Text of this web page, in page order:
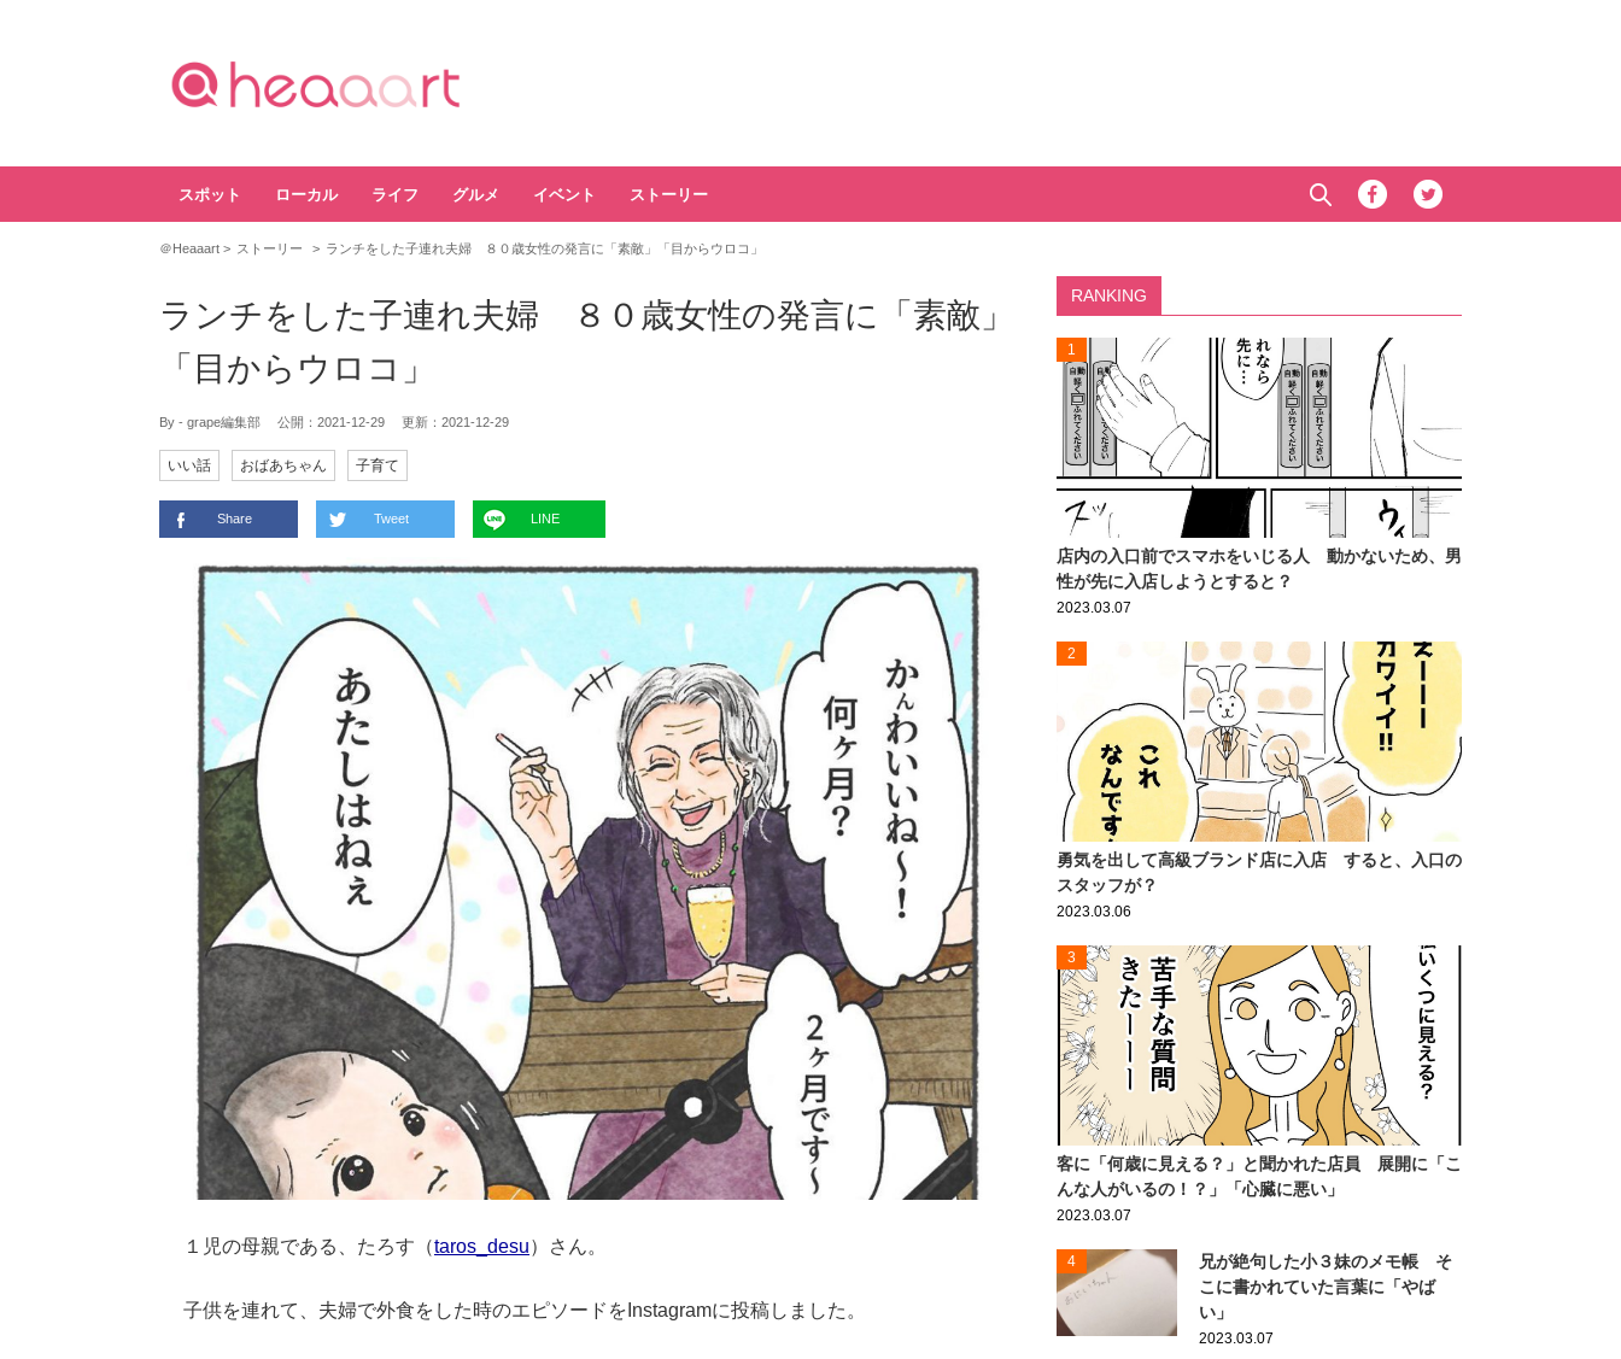
スポット ローカル ライフ グルメ イベント ストーリー
＠Heaaart ストーリー ランチをした子連れ夫婦 ８０歳女性の発言に「素敵」「目からウロコ」
ランチをした子連れ夫婦 ８０歳女性の発言に「素敵」
「目からウロコ」
By - grape編集部 公開： 2021-12-29 更新： 2021-12-29
いい話 おばあちゃん 子育て
Share Tweet LINE
１児の母親である、たろす（taros_desu）さん。
子供を連れて、夫婦で外食をした時のエピソードをInstagramに投稿しました。
RANKING
1
店内の入口前でスマホをいじる人 動かないため、男
性が先に入店しようとすると？
2023.03.07
2
勇気を出して高級ブランド店に入店 すると、入口の
スタッフが？
2023.03.06
3
客に「何歳に見える？」と聞かれた店員 展開に「こ
んな人がいるの！？」「心臓に悪い」
2023.03.07
4
兄が絶句した小３妹のメモ帳 そ
こに書かれていた言葉に「やば
い」
2023.03.07